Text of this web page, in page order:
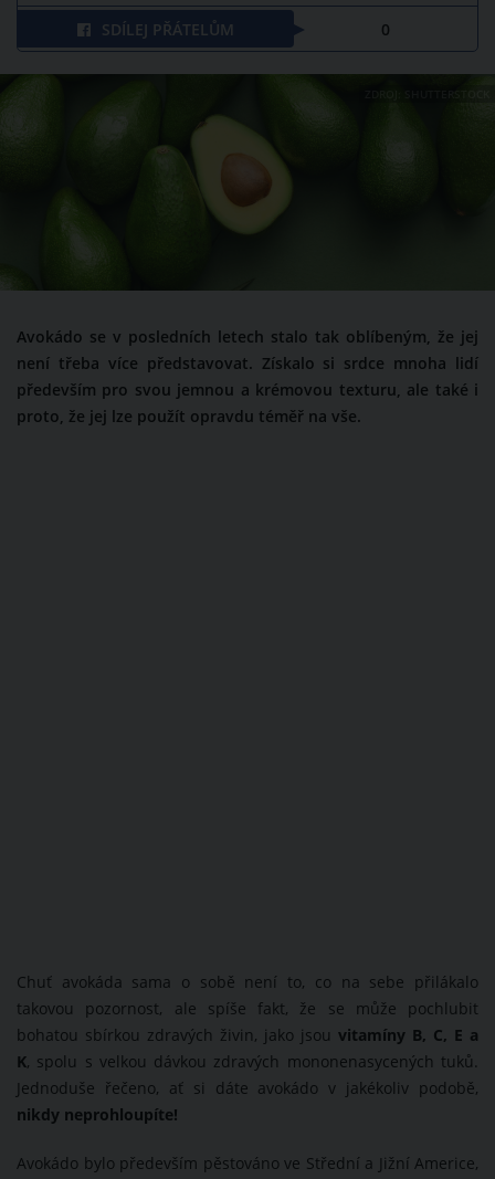
SDÍLEJ PŘÁTELŮM 0
Avokádo se v posledních letech stalo tak oblíbeným, že jej
není třeba více představovat. Získalo si srdce mnoha lidí
především pro svou jemnou a krémovou texturu, ale také i
proto, že jej lze použít opravdu téměř na vše.
Chuť avokáda sama o sobě není to, co na sebe přilákalo
takovou pozornost, ale spíše fakt, že se může pochlubit
bohatou sbírkou zdravých živin, jako jsou vitamíny B, C, E a
K, spolu s velkou dávkou zdravých mononenasycených tuků.
Jednoduše řečeno, ať si dáte avokádo v jakékoliv podobě,
nikdy neprohloupíte!
Avokádo bylo především pěstováno ve Střední a Jižní Americe,